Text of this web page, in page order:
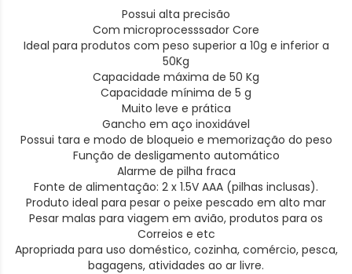
Possui alta precisão
Com microprocesssador Core
Ideal para produtos com peso superior a 10g e inferior a
50Kg
Capacidade máxima de 50 Kg
Capacidade mínima de 5 g
Muito leve e prática
Gancho em aço inoxidável
Possui tara e modo de bloqueio e memorização do peso
Função de desligamento automático
Alarme de pilha fraca
Fonte de alimentação: 2 x 1.5V AAA (pilhas inclusas).
Produto ideal para pesar o peixe pescado em alto mar
Pesar malas para viagem em avião, produtos para os
Correios e etc
Apropriada para uso doméstico, cozinha, comércio, pesca,
bagagens, atividades ao ar livre.